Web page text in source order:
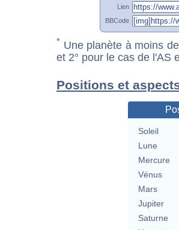
Lien
BBCode
* Une planète à moins
et 2° pour le cas de l'AS
Positions et
Soleil
Lune
Mercure
Vénus
Mars
Jupiter
Saturne